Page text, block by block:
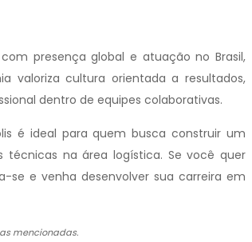
presença global e atuação no Brasil,
valoriza cultura orientada a resultados,
dentro de equipes colaborativas.
é ideal para quem busca construir um
técnicas na área logística. Se você quer
se e venha desenvolver sua carreira em
mencionadas.